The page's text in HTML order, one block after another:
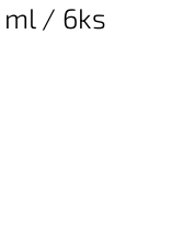
ml / 6ks